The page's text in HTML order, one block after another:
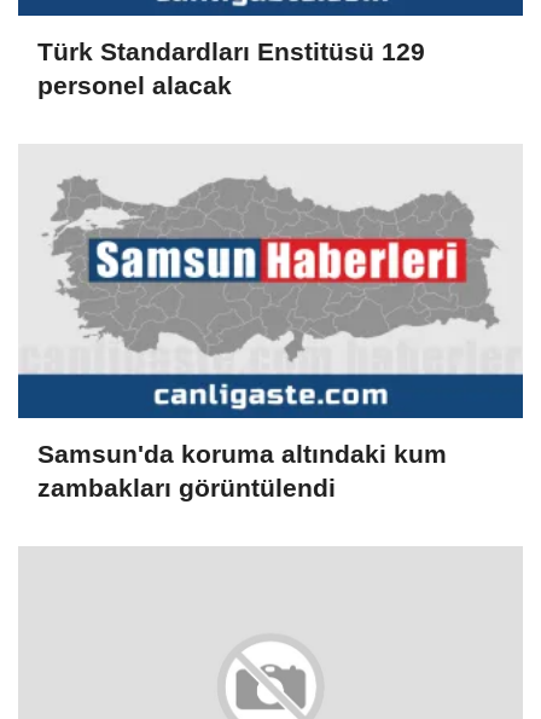
Türk Standardları Enstitüsü 129
personel alacak
Samsun'da koruma altındaki kum
zambakları görüntülendi